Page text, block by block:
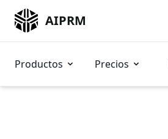
AIPRM
Productos Precios